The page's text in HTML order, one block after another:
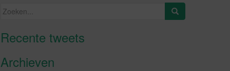
Zoeken
Recente tweetsKlik om marketing cookies te
Archieven